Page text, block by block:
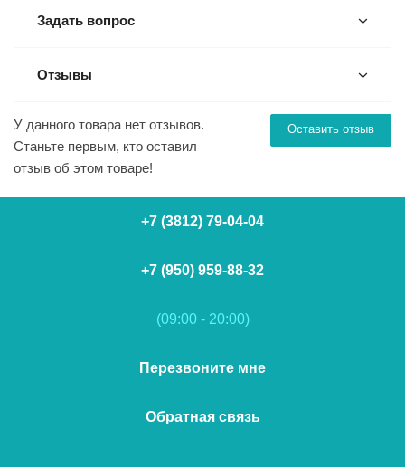
Задать вопрос
Отзывы
Оставить отзыв
У данного товара нет отзывов.
Станьте первым, кто оставил
отзыв об этом товаре!
+7 (3812) 79-04-04
+7 (950) 959-88-32
(09:00 - 20:00)
Перезвоните мне
Обратная связь